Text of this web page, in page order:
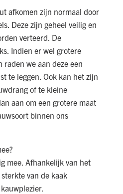
afkomen zijn normaal door
Deze zijn geheel veilig en
verteerd. De
Indien er wel grotere
we aan deze een
te leggen. Ook kan het zijn
of te kleine
aan om een grotere maat
binnen ons
mee. Afhankelijk van het
van de kaak